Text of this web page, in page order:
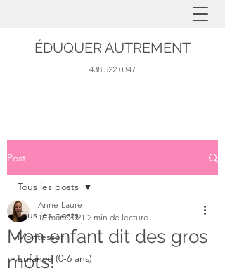
ÉDUQUER AUTREMENT
438 522 0347
Post
Tous les posts
Montessori
Enfance (0-6 ans)
Tous les posts
Mon enfant dit des gros
mots!
Anne-Laure
16 mars 2021 2 min de lecture